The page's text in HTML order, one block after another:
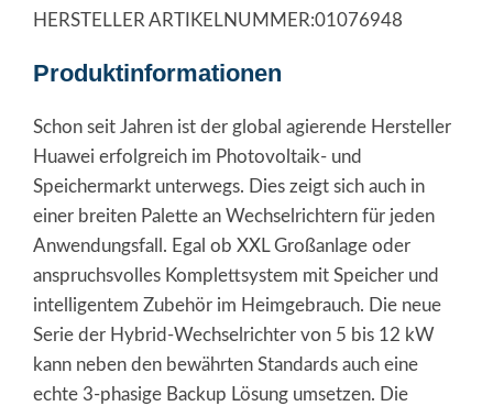
HERSTELLER ARTIKELNUMMER:01076948
Produktinformationen
Schon seit Jahren ist der global agierende Hersteller
Huawei erfolgreich im Photovoltaik- und
Speichermarkt unterwegs. Dies zeigt sich auch in
einer breiten Palette an Wechselrichtern für jeden
Anwendungsfall. Egal ob XXL Großanlage oder
anspruchsvolles Komplettsystem mit Speicher und
intelligentem Zubehör im Heimgebrauch. Die neue
Serie der Hybrid-Wechselrichter von 5 bis 12 kW
kann neben den bewährten Standards auch eine
echte 3-phasige Backup Lösung umsetzen. Die